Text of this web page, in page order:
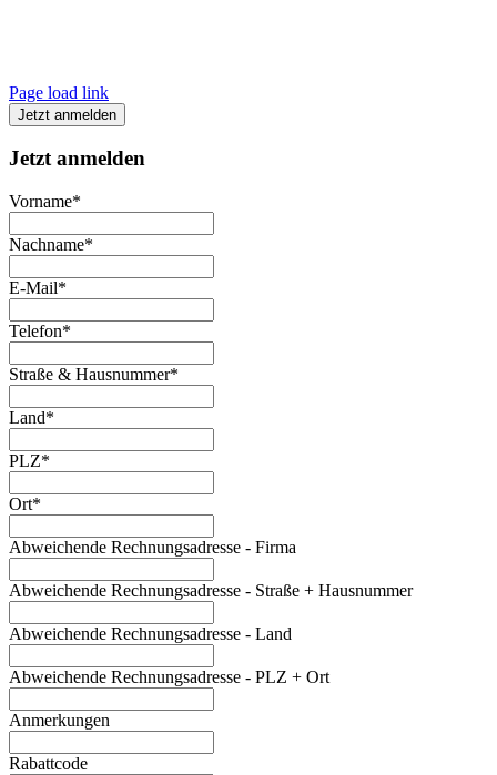
Page load link
Jetzt anmelden
Jetzt anmelden
Vorname*
Nachname*
E-Mail*
Telefon*
Straße & Hausnummer*
Land*
PLZ*
Ort*
Abweichende Rechnungsadresse - Firma
Abweichende Rechnungsadresse - Straße + Hausnummer
Abweichende Rechnungsadresse - Land
Abweichende Rechnungsadresse - PLZ + Ort
Anmerkungen
Rabattcode